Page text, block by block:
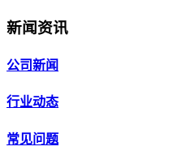
新闻资讯
公司新闻
行业动态
常见问题